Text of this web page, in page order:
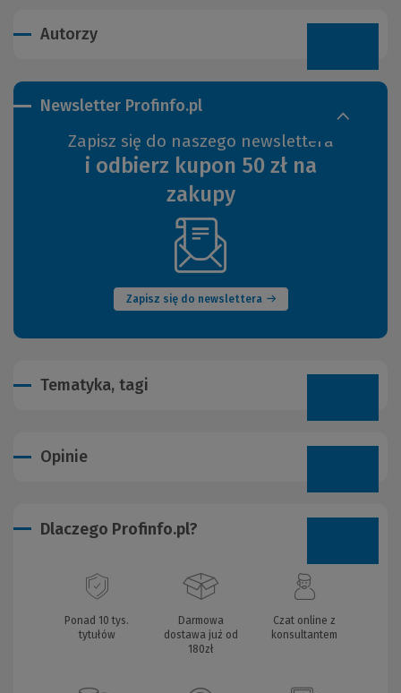
Autorzy
Newsletter Profinfo.pl
Zapisz się do naszego newslettera
i odbierz kupon 50 zł na
zakupy
Zapisz się do newslettera
(Nowe
okno)
Tematyka, tagi
Opinie
Dlaczego Profinfo.pl?
Ponad 10 tys.
tytułów
Darmowa
dostawa już od
180zł
Czat online z
konsultantem